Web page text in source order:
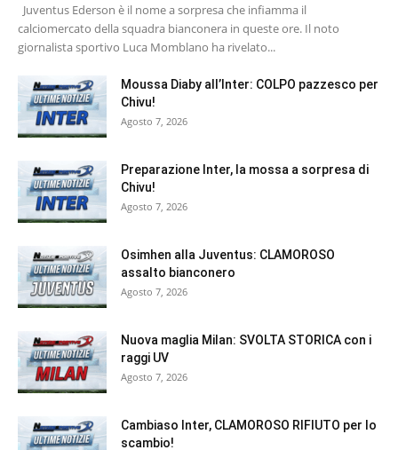
Juventus Ederson è il nome a sorpresa che infiamma il
calciomercato della squadra bianconera in queste ore. Il noto
giornalista sportivo Luca Momblano ha rivelato...
Moussa Diaby all’Inter: COLPO pazzesco per
Chivu!
Agosto 7, 2026
Preparazione Inter, la mossa a sorpresa di
Chivu!
Agosto 7, 2026
Osimhen alla Juventus: CLAMOROSO
assalto bianconero
Agosto 7, 2026
Nuova maglia Milan: SVOLTA STORICA con i
raggi UV
Agosto 7, 2026
Cambiaso Inter, CLAMOROSO RIFIUTO per lo
scambio!